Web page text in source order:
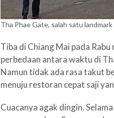
Tha Phae Gate, salah satu
Tiba di Chiang Mai pada
perbedaan antara waktu di
Namun tidak ada rasa takut
menuju restoran cepat saji
Cuacanya agak dingin.